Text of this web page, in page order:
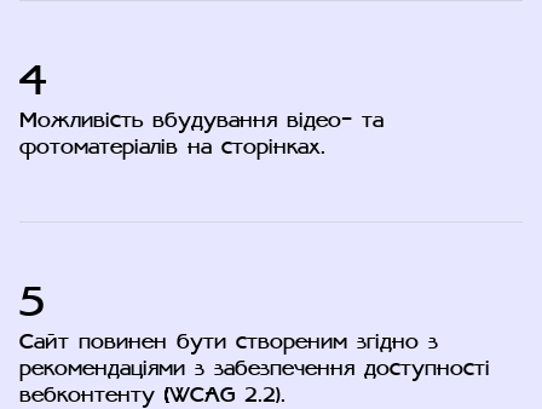
4
Можливість вбудування відео- та
фотоматеріалів на сторінках.
5
Сайт повинен бути створеним згідно з
рекомендаціями з забезпечення доступності
вебконтенту (WCAG 2.2).